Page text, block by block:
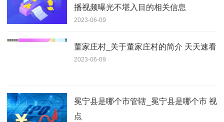
播视频曝光不堪入目的相关信息
2023-06-09
董家庄村_关于董家庄村的简介 天天速看
2023-06-09
冕宁县是哪个市管辖_冕宁县是哪个市 视
点